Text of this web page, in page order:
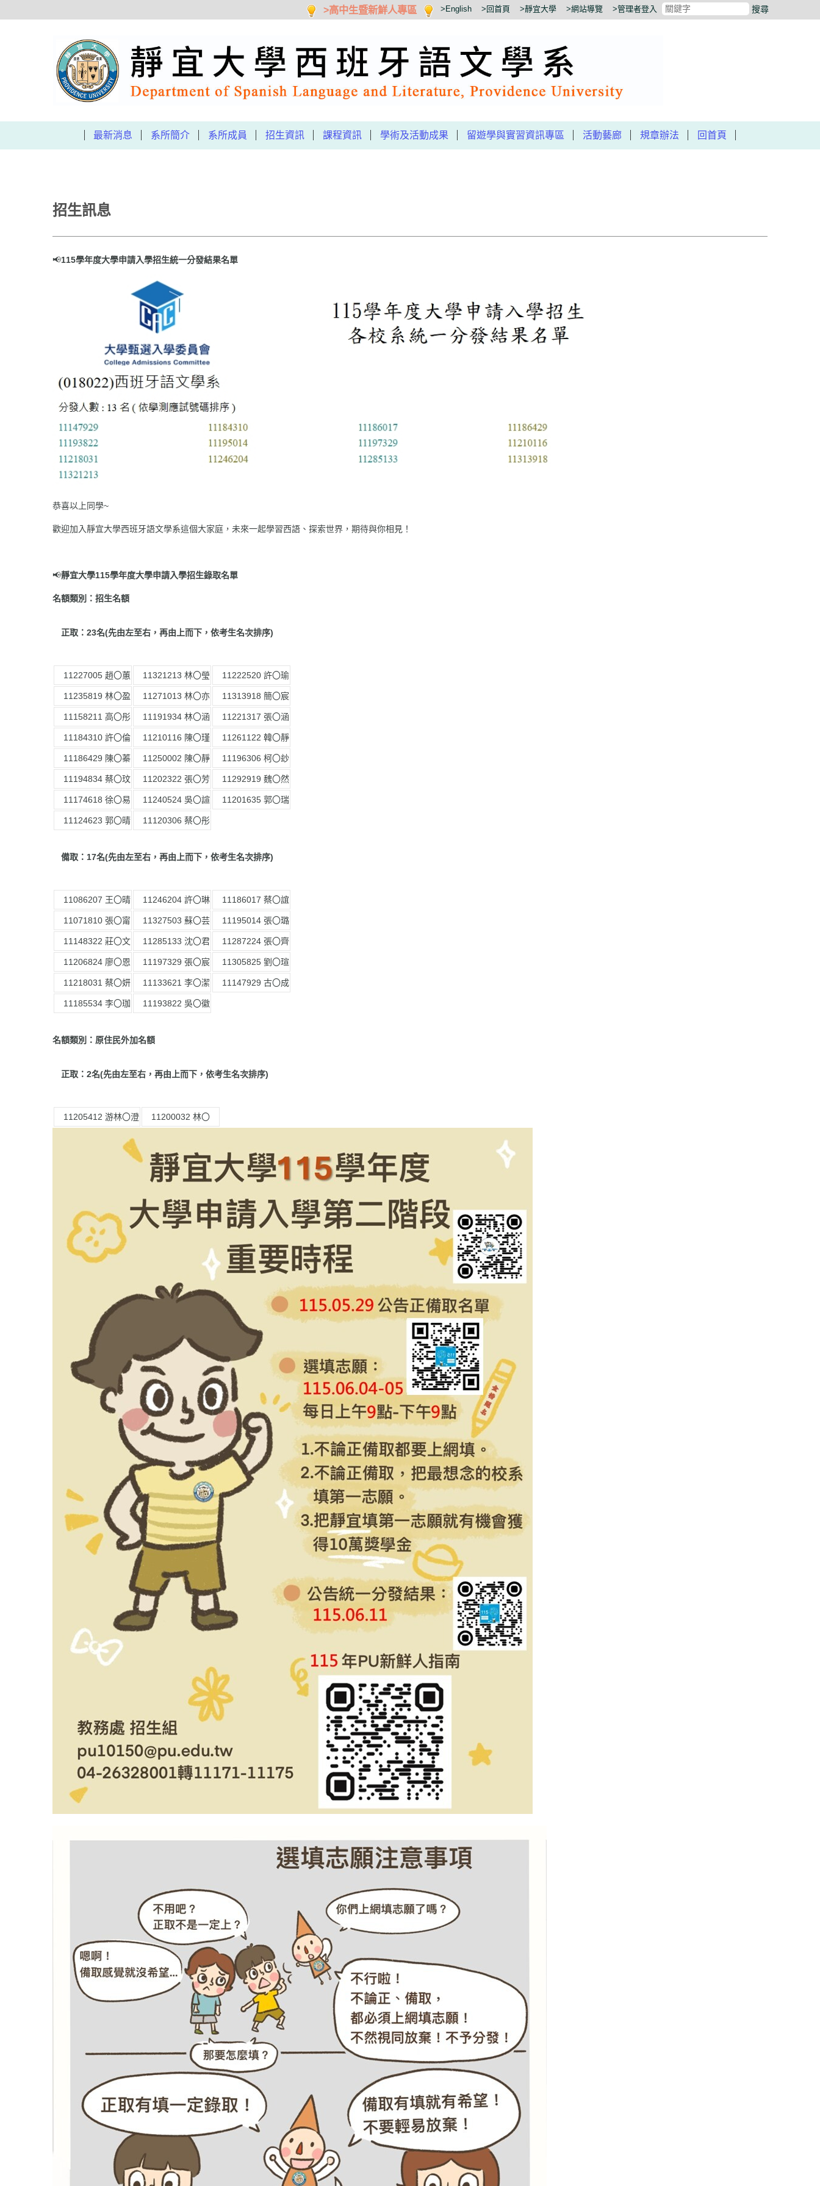
到
>高中生暨新鮮人專區 >English >回首頁 >靜宜大學 >網站導覽 >管理者登入 搜尋
最新消息 系所簡介 系所成員 招生資訊 課程資訊 學術及活動成果 留遊學與實習資訊專區 活動藝廊 規章辦法 回首頁
招生訊息
📢115學年度大學申請入學招生統一分發結果名單
恭喜以上同學~
歡迎加入靜宜大學西班牙語文學系這個大家庭，未來一起學習西語、探索世界，期待與你相見！
📢靜宜大學115學年度大學申請入學招生錄取名單
名額類別：招生名額
正取：23名(先由左至右，再由上而下，依考生名次排序)
11227005 趙〇蕙 11321213 林〇瑩 11222520 許〇瑜
11235819 林〇盈 11271013 林〇亦 11313918 簡〇宸
11158211 高〇彤 11191934 林〇涵 11221317 張〇涵
11184310 許〇倫 11210116 陳〇瑾 11261122 韓〇靜
11186429 陳〇蓁 11250002 陳〇靜 11196306 柯〇玅
11194834 蔡〇玟 11202322 張〇芳 11292919 魏〇然
11174618 徐〇易 11240524 吳〇諠 11201635 郭〇瑞
11124623 郭〇晴 11120306 蔡〇彤
備取：17名(先由左至右，再由上而下，依考生名次排序)
11086207 王〇晴 11246204 許〇琳 11186017 蔡〇誼
11071810 張〇甯 11327503 蘇〇芸 11195014 張〇璐
11148322 莊〇文 11285133 沈〇君 11287224 張〇齊
11206824 廖〇恩 11197329 張〇宸 11305825 劉〇瑄
11218031 蔡〇妍 11133621 李〇潔 11147929 古〇成
11185534 李〇珈 11193822 吳〇徽
名額類別：原住民外加名額
正取：2名(先由左至右，再由上而下，依考生名次排序)
11205412 游林〇澄 11200032 林〇